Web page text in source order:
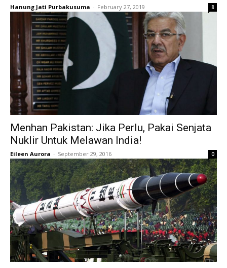
Hanung Jati Purbakusuma - February 27, 2019 8
Menhan Pakistan: Jika Perlu, Pakai Senjata
Nuklir Untuk Melawan India!
Eileen Aurora - September 29, 2016 0